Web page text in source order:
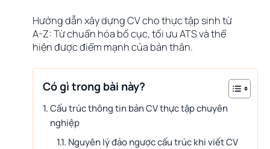
Hướng dẫn xây dựng CV cho thực tập sinh từ
A-Z: Từ chuẩn hóa bố cục, tối ưu ATS và thể
hiện được điểm mạnh của bản thân.
Có gì trong bài này?
Cấu trúc thông tin bản CV thực tập chuyên
nghiệp
Nguyên lý đảo ngược cấu trúc khi viết CV